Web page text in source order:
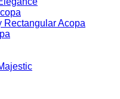
Rectangular Acopa